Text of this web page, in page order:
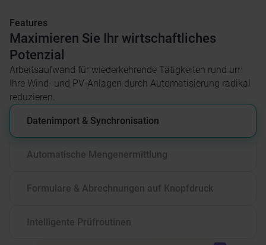
Features
Maximieren Sie Ihr wirtschaftliches
Potenzial
Arbeitsaufwand für wiederkehrende Tätigkeiten rund um
Ihre Wind- und PV-Anlagen durch Automatisierung radikal
reduzieren.​
Datenimport & Synchronisation
Sparen Sie sich viel manuellen Zeitaufwand durch
die automatisierten Importfunktionen von MSB-
Daten, Untermesssystemen und SCADA-Daten.
Automatische Mengenermittlung
Stromlieferungen und mehr. opti.node berechnet
Ihre Mengen und grenzt sie voneinander ab.
Formulare & Abrechnungen auf Knopfdruck
u.a. für StromSt und EnergieSt.
Intelligente Prüfroutinen